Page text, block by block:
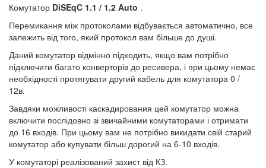
Комутатор DiSEqC 1.1 / 1.2 Auto .
Перемикання між протоколами відбувається автоматично, все
залежить від того, який протокол вам більше до душі.
Даний комутатор відмінно підходить, якщо вам потрібно
підключити багато конверторів до ресивера, і при цьому немає
необхідності протягувати другий кабель для комутатора 0 /
12в.
Завдяки можливості каскадирования цей комутатор можна
включити послідовно зі звичайними комутаторами і отримати
до 16 входів. При цьому вам не потрібно викидати свій старий
комутатор або купувати більш дорогий на 6-10 входів.
У комутаторі реалізований захист від КЗ.